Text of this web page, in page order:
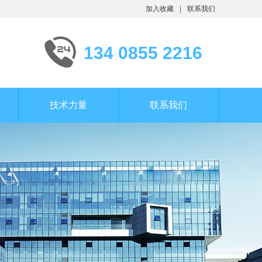
加入收藏 联系我们
134 0855 2216
技术力量 联系我们